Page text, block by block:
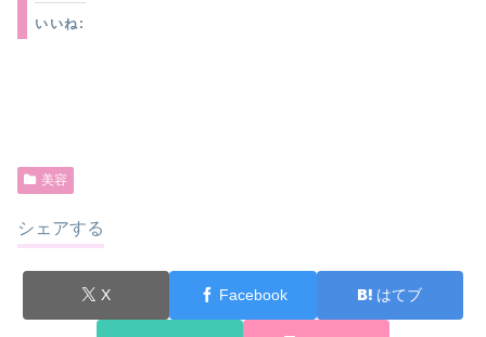
いいね:
美容
シェアする
X Facebook はてブ